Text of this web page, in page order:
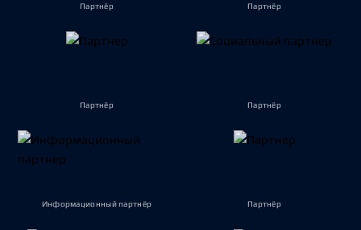
Партнёр Партнёр
Партнёр Партнёр
Информационный партнёр Партнёр